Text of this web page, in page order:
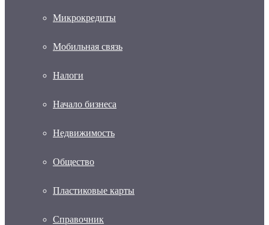
Микрокредиты
Мобильная связь
Налоги
Начало бизнеса
Недвижимость
Общество
Пластиковые карты
Справочник